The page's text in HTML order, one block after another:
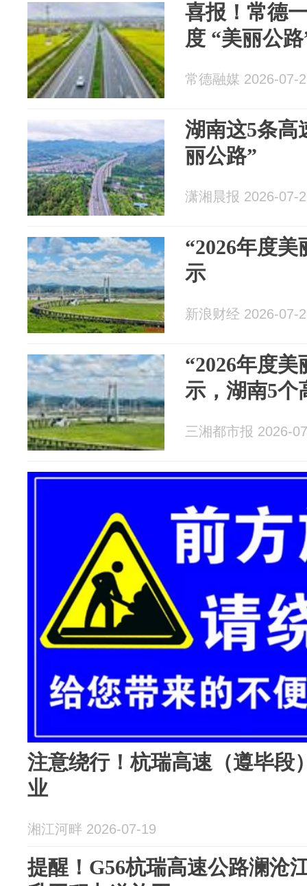
喜报！常德
度 “美丽公路
常德融媒 2026-07-
湖南这5条高
丽公路”
潇湘晨报 2026-07-
“2026年度
示
新浪财经 2026-07-
“2026年度
示，湖南5个
三湘都市报 2026-
注意绕行！杭瑞高速（遵毕段
业
湘江河畔 2026-07-19
提醒！G56杭瑞高速公路澜沧